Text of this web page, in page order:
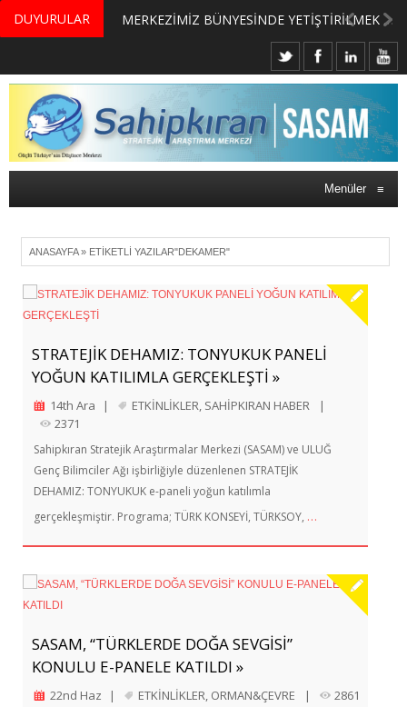
DUYURULAR MERKEZİMİZ BÜNYESİNDE YETİŞTİRİLMEK ÜZERE GÖNÜLLÜ ÜLKE MASASI UZMANI VE UZMAN ADAYLARI ARIYORUZ
Menüler ≡
ANASAYFA» ETIKETLI YAZILAR"DEKAMER"
STRATEJİK DEHAMIZ: TONYUKUK PANELİ
YOĞUN KATILIMLA GERÇEKLEŞTİ »
14th Ara | ETKİNLİKLER SAHİPKIRAN HABER
|
2371
Sahipkıran Stratejik Araştırmalar Merkezi (SASAM) ve ULUĞ
Genç Bilimciler Ağı işbirliğiyle düzenlenen STRATEJİK
DEHAMIZ: TONYUKUK e-paneli yoğun katılımla
gerçekleşmiştir. Programa; TÜRK KONSEYİ, TÜRKSOY, …
SASAM, “TÜRKLERDE DOĞA SEVGİSİ”
KONULU E-PANELE KATILDI »
22nd Haz | ETKİNLİKLER ORMAN&ÇEVRE | 2861